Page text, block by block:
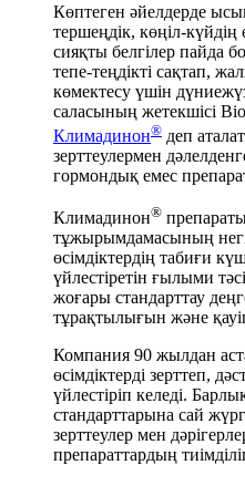
Көптеген әйелдерде
тершеңдік, көңіл-
сияқты белгілер пайда
тепе-теңдікті сақтап,
көмектесу үшін
саласының жетекшісі
Климадинон® деп
зерттеулермен
гормондық емес
Климадинон®
тұжырымдамасының
өсімдіктердің табиғи
үйлестіретін ғылыми
жоғары стандарттау
тұрақтылығын және
Компания 90 жылдан
өсімдіктерді зерттеп,
үйлестіріп келеді.
стандарттарына сай
зерттеулер мен
препараттардың